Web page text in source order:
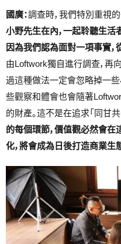
國廣：調查時，我們特別重視的
小野先生在內，一起聆聽生活
因為我們認為面對一項事實
由Loftwork獨自進行調查，再
過這種做法一定會忽略掉一些
些觀察和體會也會隨著
的財產。這不是在追求「同甘共
的每個環節，價值觀必然會在
化，將會成為日後打造商業生